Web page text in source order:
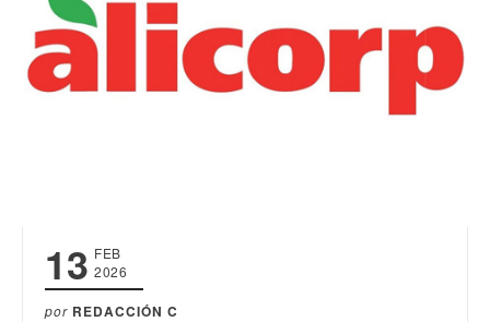
13 FEB
2026
por REDACCIÓN C